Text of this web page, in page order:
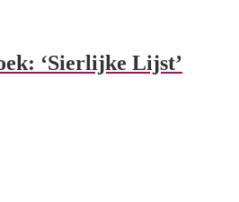
‘Sierlijke Lijst’